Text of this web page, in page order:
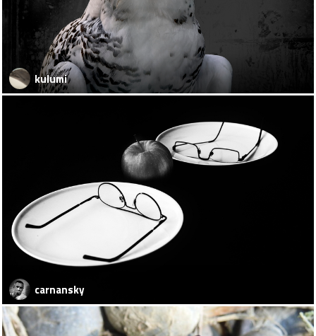
kulumi
carnansky